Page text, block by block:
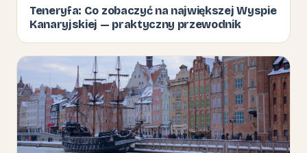
Teneryfa: Co zobaczyć na największej Wyspie
Kanaryjskiej — praktyczny przewodnik